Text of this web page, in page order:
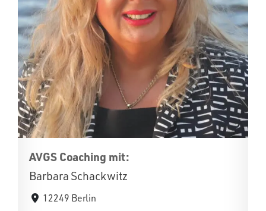
AVGS Coaching mit:
Barbara Schackwitz
12249 Berlin